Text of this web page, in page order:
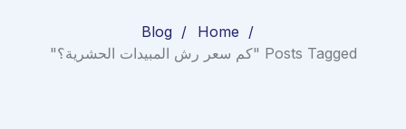
Home
Blog
Posts Tagged "كم سعر رش المبيدات الحشرية؟"